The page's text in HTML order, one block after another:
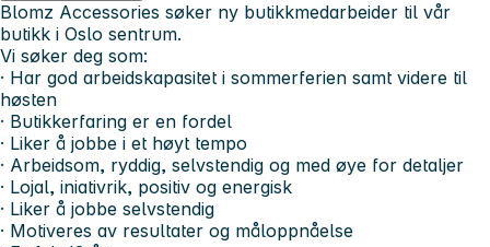
Blomz Accessories søker ny butikkmedarbeider til vår
butikk i Oslo sentrum.
Vi søker deg som:
· Har god arbeidskapasitet i sommerferien samt videre til
høsten
· Butikkerfaring er en fordel
· Liker å jobbe i et høyt tempo
· Arbeidsom, ryddig, selvstendig og med øye for detaljer
· Lojal, iniativrik, positiv og energisk
· Liker å jobbe selvstendig
· Motiveres av resultater og måloppnåelse